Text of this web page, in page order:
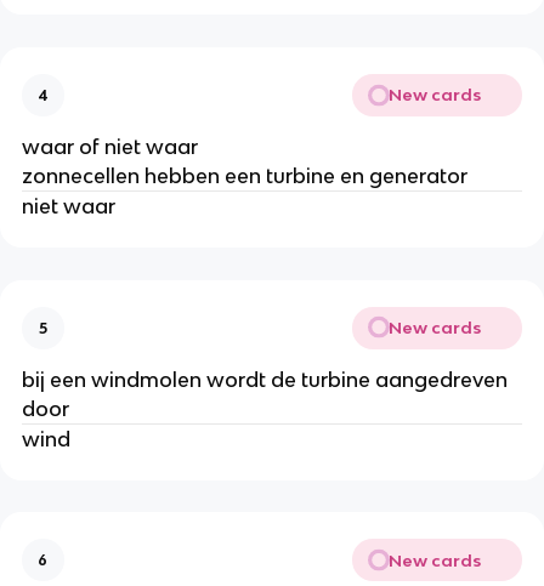
4 New cards
waar of niet waar
zonnecellen hebben een turbine en generator
niet waar
5 New cards
bij een windmolen wordt de turbine aangedreven
door
wind
6 New cards